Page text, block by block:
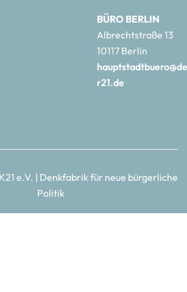
BÜRO BERLIN
Albrechtstraße 13
10117 Berlin
r21.de
e.V. | Denkfabrik für neue bürgerliche
Politik